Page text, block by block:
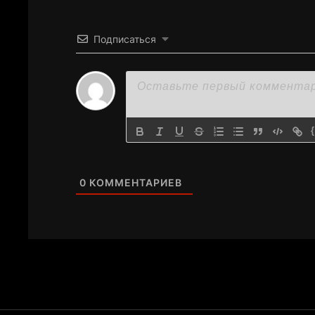
Подписаться
0 КОММЕНТАРИЕВ